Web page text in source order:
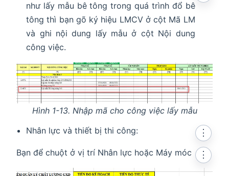
như lấy mẫu bê tông trong quá trình đổ bê
tông thì bạn gõ ký hiệu LMCV ở cột Mã LM
và ghi nội dung lấy mẫu ở cột Nội dung
công việc.
Hình 1-13. Nhập mã cho công việc lấy mẫu
Nhân lực và thiết bị thi công:
⋮
Bạn để chuột ở vị trí Nhân lực hoặc Máy móc
⋮